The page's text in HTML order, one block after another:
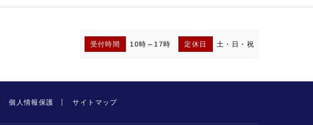
受付時間 10時～17時 定休日 土・日・祝
個人情報保護 サイトマップ